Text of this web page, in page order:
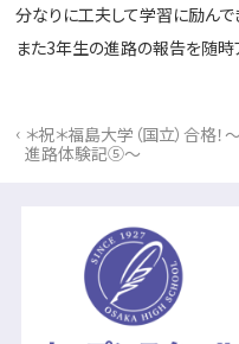
分なりに工夫して学習に励んで
また3年生の進路の報告を随時
‹ ＊祝＊福島大学（国立）合格！～
進路体験記⑤～